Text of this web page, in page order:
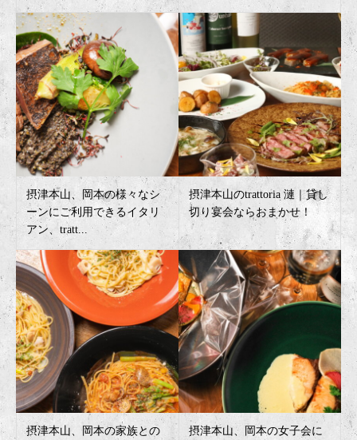
摂津本山、岡本の様々なシ
ーンにご利用できるイタリ
アン、tratt...
摂津本山のtrattoria 漣｜貸し
切り宴会ならおまかせ！
摂津本山、岡本の家族との
摂津本山、岡本の女子会に